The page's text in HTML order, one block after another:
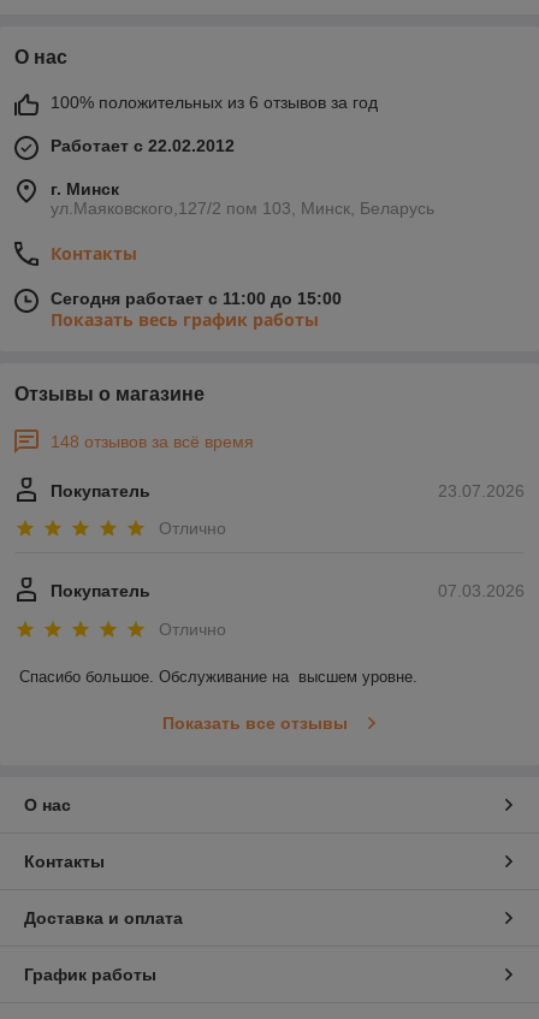
места. Его жестко закрепляют непосредственно к стене, поэтому
размера. Разнообразить упражнения позволяют дополнительные
навесные тренажеры, которыми может комплектоваться шведская
стенка. Если вы хотите приобрести стенку с дополнительными
навесными снарядами, вы можете получить исчерпывающую
информацию у наших специалистов. Мы сможем порекомендовать
ваших потребностей и размеров помещения.
О нас
100% положительных из 6 отзывов за год
Работает с 22.02.2012
г. Минск
ул.Маяковского,127/2 пом 103, Минск, Беларусь
Контакты
Сегодня работает с 11:00 до 15:00
Показать весь график работы
Отзывы о магазине
148 отзывов за всё время
23.07.2026
Покупатель
Отлично
07.03.2026
Покупатель
Отлично
Спасибо большое. Обслуживание на  высшем уровне.
Показать все отзывы
О нас
Контакты
Доставка и оплата
График работы